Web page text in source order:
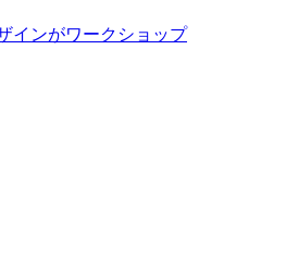
インがワークショップ